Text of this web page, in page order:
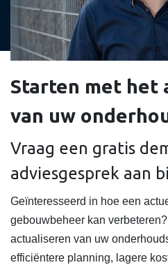
Starten met het
van uw
Vraag een gratis
adviesgesprek aan
Geïnteresseerd in hoe een
gebouwbeheer kan
actualiseren van uw
efficiëntere planning, lagere